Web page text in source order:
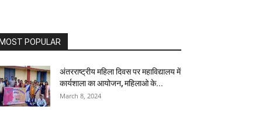
POPULAR
अंतरराष्ट्रीय महिला दिवस पर महाविद्यालय में
कार्यशाला का आयोजन, महिलाओ के...
March 8, 2024